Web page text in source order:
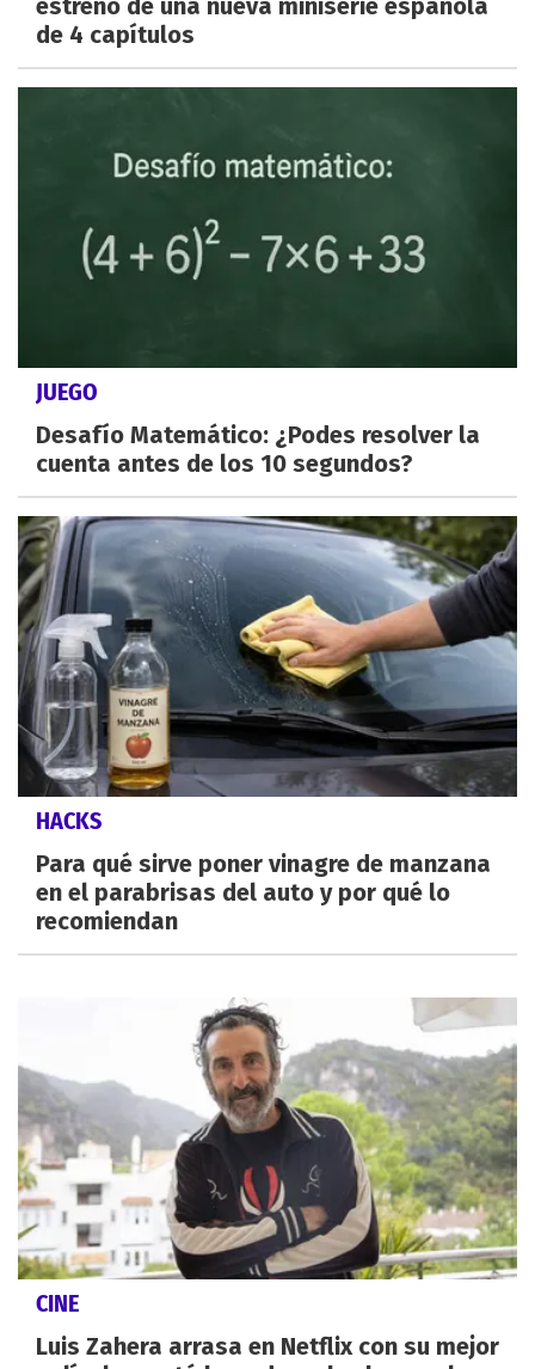
estreno de una nueva miniserie española
de 4 capítulos
JUEGO
Desafío Matemático: ¿Podes resolver la
cuenta antes de los 10 segundos?
HACKS
Para qué sirve poner vinagre de manzana
en el parabrisas del auto y por qué lo
recomiendan
CINE
Luis Zahera arrasa en Netflix con su mejor